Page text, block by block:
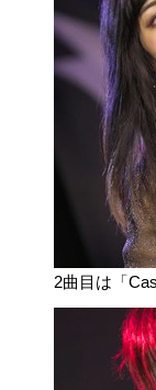
2曲目は「